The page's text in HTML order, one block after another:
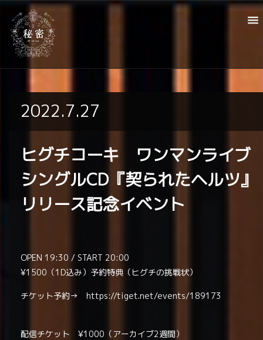
2022.7.27
ヒグチコーキ ワンマンライブ
シングルCD『契られたヘルツ』
リリース記念イベント
OPEN 19:30 / START 20:00
¥1500（1D込み）予約特典（ヒグチの挑戦状）
チケット予約→ https://tiget.net/events/189173
配信チケット ¥1000（ アーカイブ2週間）